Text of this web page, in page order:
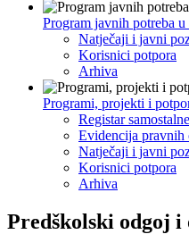
Program javnih potreba
Natječaji i javni
Korisnici potpora
Arhiva
Programi, projekti i
Registar
Evidencija pravnih
Natječaji i javni
Korisnici potpora
Arhiva
Predškolski odgoj i